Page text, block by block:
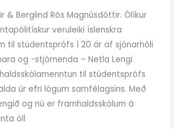
& Berglind Rós Magnúsdóttir. Ólíkur
veruleiki íslenskra
til stúdentsprófs í 20 ár af sjónarhóli
og -stjórnenda – Netla Lengi
til stúdentsprófs
úr efri lögum samfélagsins. Með
og nú er framhaldsskólum á
öll